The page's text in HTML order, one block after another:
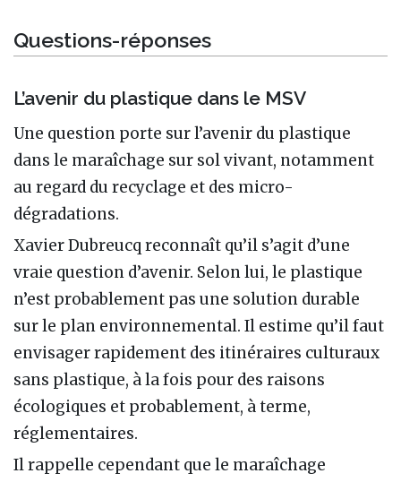
Questions-réponses
L’avenir du plastique dans le MSV
Une question porte sur l’avenir du plastique
dans le maraîchage sur sol vivant, notamment
au regard du recyclage et des micro-
dégradations.
Xavier Dubreucq reconnaît qu’il s’agit d’une
vraie question d’avenir. Selon lui, le plastique
n’est probablement pas une solution durable
sur le plan environnemental. Il estime qu’il faut
envisager rapidement des itinéraires culturaux
sans plastique, à la fois pour des raisons
écologiques et probablement, à terme,
réglementaires.
Il rappelle cependant que le maraîchage